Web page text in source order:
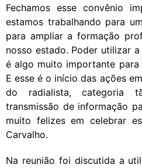
Fechamos esse convênio
estamos trabalhando para
para ampliar a formação
nosso estado. Poder utilizar
é algo muito importante para
E esse é o início das ações
do radialista, categoria
transmissão de informação
muito felizes em celebrar
Carvalho.
Na reunião foi discutida a